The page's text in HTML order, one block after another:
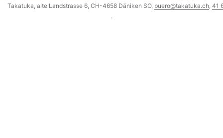
Takatuka, alte Landstrasse 6, CH-4658 Däniken SO, buero@takatuka.ch, 41
·